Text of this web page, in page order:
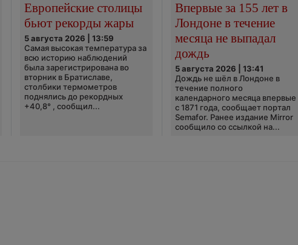
Европейские столицы
бьют рекорды жары
5 августа 2026 | 13:59
Самая высокая температура за
всю историю наблюдений
была зарегистрирована во
вторник в Братиславе,
столбики термометров
поднялись до рекордных
+40,8° , сообщил...
Впервые за 155 лет в
Лондоне в течение
месяца не выпадал
дождь
5 августа 2026 | 13:41
Дождь не шёл в Лондоне в
течение полного
календарного месяца впервые
с 1871 года, сообщает портал
Semafor. Ранее издание Mirror
сообщило со ссылкой на...